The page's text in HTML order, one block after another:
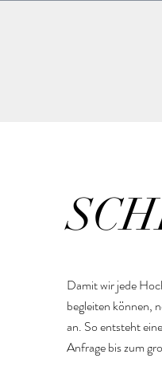
Damit wir jede
begleiten können,
an. So entsteht
Anfrage bis zum